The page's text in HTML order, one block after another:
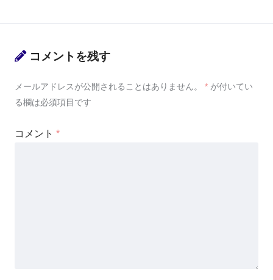
コメントを残す
メールアドレスが公開されることはありません。 * が付いてい
る欄は必須項目です
コメント *